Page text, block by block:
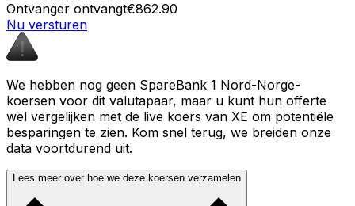
Ontvanger ontvangt€862.90
Nu versturen
We hebben nog geen SpareBank 1 Nord-Norge-
koersen voor dit valutapaar, maar u kunt hun offerte
wel vergelijken met de live koers van XE om potentiële
besparingen te zien. Kom snel terug, we breiden onze
data voortdurend uit.
Lees meer over hoe we deze koersen verzamelen